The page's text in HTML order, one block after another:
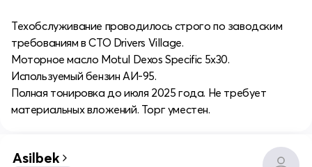
Техобслуживание проводилось строго по заводским
требованиям в СТО Drivers Village.
Моторное масло Motul Dexos Specific 5x30.
Используемый бензин АИ-95.
Полная тонировка до июля 2025 года. Не требует
материальных вложений. Торг уместен.
Asilbek